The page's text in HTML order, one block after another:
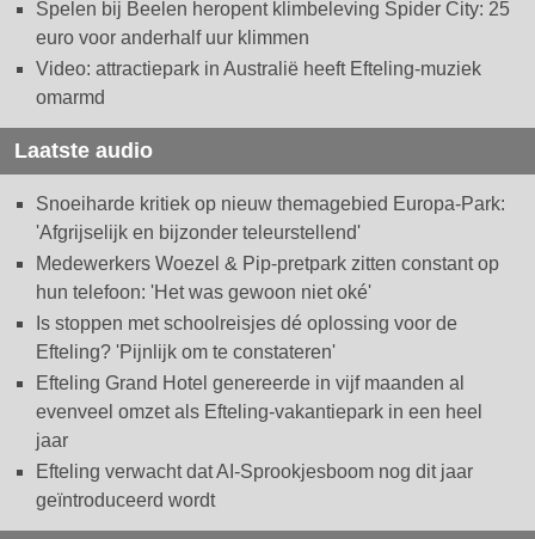
Spelen bij Beelen heropent klimbeleving Spider City: 25
euro voor anderhalf uur klimmen
Video: attractiepark in Australië heeft Efteling-muziek
omarmd
Laatste audio
Snoeiharde kritiek op nieuw themagebied Europa-Park:
'Afgrijselijk en bijzonder teleurstellend'
Medewerkers Woezel & Pip-pretpark zitten constant op
hun telefoon: 'Het was gewoon niet oké'
Is stoppen met schoolreisjes dé oplossing voor de
Efteling? 'Pijnlijk om te constateren'
Efteling Grand Hotel genereerde in vijf maanden al
evenveel omzet als Efteling-vakantiepark in een heel
jaar
Efteling verwacht dat AI-Sprookjesboom nog dit jaar
geïntroduceerd wordt